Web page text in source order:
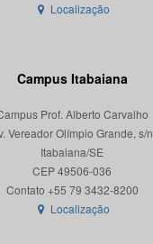
Localização
Campus Itabaiana
Prof. Alberto Carvalho
Vereador Olímpio Grande, s/n
Itabaiana/SE
CEP 49506-036
Localização